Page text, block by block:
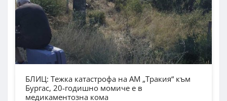
БЛИЦ: Тежка катастрофа на АМ „Тракия“ към
Бургас, 20-годишно момиче е в
медикаментозна кома